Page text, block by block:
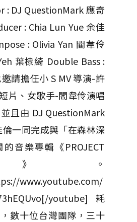
: DJ QuestionMark 應奇
: Chia Lun Yue 余佳
: Olivia Yan 閻韋伶
葉棣綺 Double Bass :
請擔任小 S MV 導演-許
片、女歌手-閻韋伶演唱
且由 DJ QuestionMark
一同完成與「在森林深
音樂專輯《PROJECT
》。
www.youtube.com/
youtube] 耗
數十位台灣團隊，三十